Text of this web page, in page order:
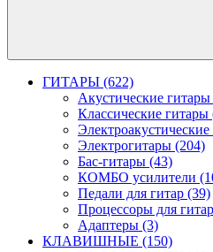
ГИТАРЫ (622)
Акустические гитары
Классические гитары
Электрогитары (204)
Бас-гитары (43)
КОМБО усилители
Педали для гитар (39)
Процессоры для
Адаптеры (3)
КЛАВИШНЫЕ (150)